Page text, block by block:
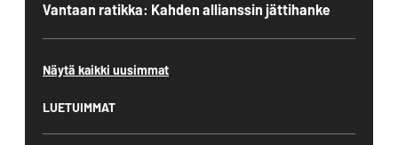
Vantaan ratikka: Kahden allianssin jättihanke
Näytä kaikki uusimmat
LUETUIMMAT